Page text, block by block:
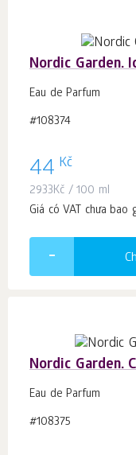
Nordic Garden.
Eau de Parfum
#108374
44 Kč
2933Kč / 100 ml
Giá có VAT chưa bao
Nordic Garden.
Eau de Parfum
#108375